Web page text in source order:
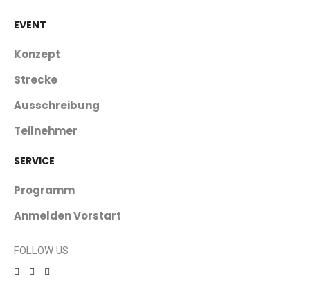
EVENT
Konzept
Strecke
Ausschreibung
Teilnehmer
SERVICE
Programm
Anmelden Vorstart
FOLLOW US